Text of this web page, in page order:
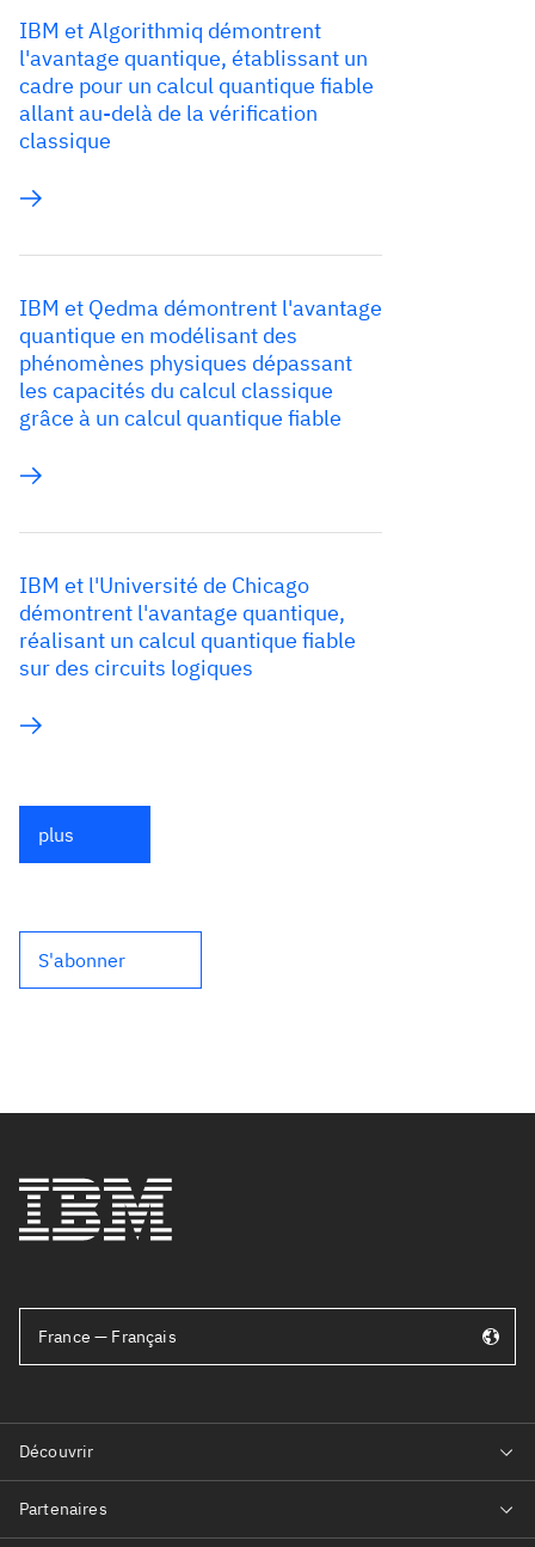
IBM et Algorithmiq démontrent
l'avantage quantique, établissant un
cadre pour un calcul quantique fiable
allant au-delà de la vérification
classique
IBM et Qedma démontrent l'avantage
quantique en modélisant des
phénomènes physiques dépassant
les capacités du calcul classique
grâce à un calcul quantique fiable
IBM et l'Université de Chicago
démontrent l'avantage quantique,
réalisant un calcul quantique fiable
sur des circuits logiques
plus
S'abonner
France — Français